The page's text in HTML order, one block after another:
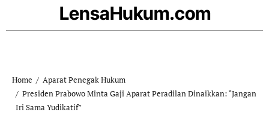
LensaHukum.com
Home
Aparat Penegak Hukum
Presiden Prabowo Minta Gaji Aparat Peradilan Dinaikkan: “Jangan
Iri Sama Yudikatif”